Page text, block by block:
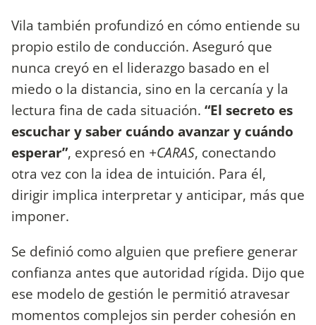
Vila también profundizó en cómo entiende su
propio estilo de conducción. Aseguró que
nunca creyó en el liderazgo basado en el
miedo o la distancia, sino en la cercanía y la
lectura fina de cada situación. “El secreto es
escuchar y saber cuándo avanzar y cuándo
esperar”, expresó en +CARAS, conectando
otra vez con la idea de intuición. Para él,
dirigir implica interpretar y anticipar, más que
imponer.
Se definió como alguien que prefiere generar
confianza antes que autoridad rígida. Dijo que
ese modelo de gestión le permitió atravesar
momentos complejos sin perder cohesión en